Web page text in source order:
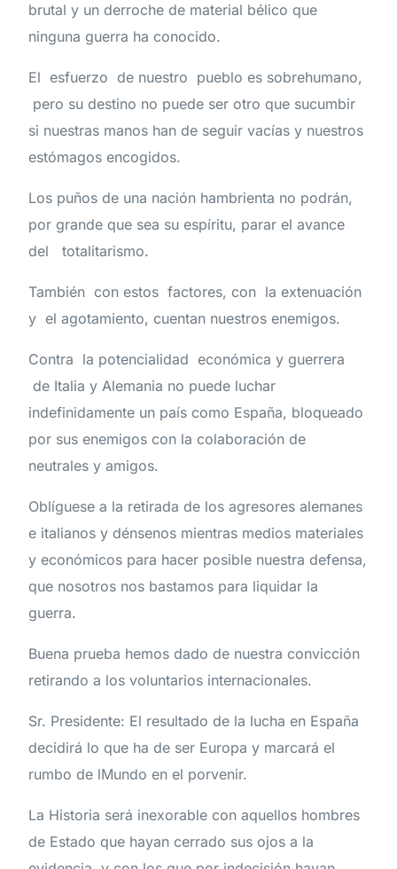
brutal y un derroche de material bélico que
ninguna guerra ha conocido.
El esfuerzo de nuestro pueblo es sobrehumano,
pero su destino no puede ser otro que sucumbir
si nuestras manos han de seguir vacías y nuestros
estómagos encogidos.
Los puños de una nación hambrienta no podrán,
por grande que sea su espíritu, parar el avance
del totalitarismo.
También con estos factores, con la extenuación
y el agotamiento, cuentan nuestros enemigos.
Contra la potencialidad económica y guerrera
de Italia y Alemania no puede luchar
indefinidamente un país como España, bloqueado
por sus enemigos con la colaboración de
neutrales y amigos.
Oblíguese a la retirada de los agresores alemanes
e italianos y dénsenos mientras medios materiales
y económicos para hacer posible nuestra defensa,
que nosotros nos bastamos para liquidar la
guerra.
Buena prueba hemos dado de nuestra convicción
retirando a los voluntarios internacionales.
Sr. Presidente: El resultado de la lucha en España
decidirá lo que ha de ser Europa y marcará el
rumbo de lMundo en el porvenir.
La Historia será inexorable con aquellos hombres
de Estado que hayan cerrado sus ojos a la